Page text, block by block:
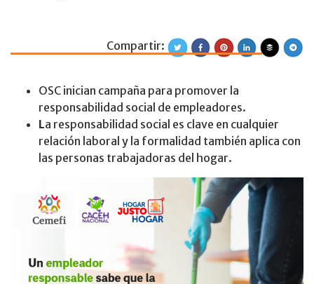
La
Compartir:
OSC inician campaña para promover la
responsabilidad social de empleadores.
La responsabilidad social es clave en cualquier
relación laboral y la formalidad también aplica con
las personas trabajadoras del hogar.